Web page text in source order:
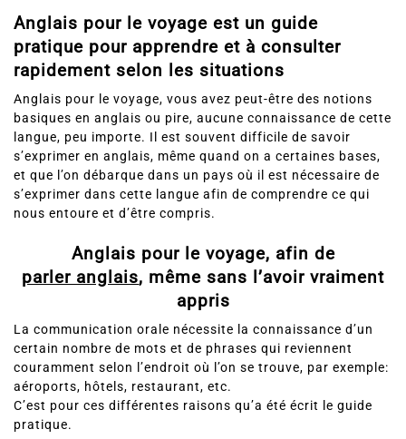
Anglais pour le voyage est un guide
pratique pour apprendre et à consulter
rapidement selon les situations
basiques en anglais ou pire, aucune connaissance de cette
langue, peu importe. Il est souvent difficile de savoir
s’exprimer en anglais, même quand on a certaines bases,
et que l’on débarque dans un pays où il est nécessaire de
s’exprimer dans cette langue afin de comprendre ce qui
nous entoure et d’être compris.
Anglais pour le voyage, afin de
parler anglais , même sans l’avoir vraiment
appris
certain nombre de mots et de phrases qui reviennent
couramment selon l’endroit où l’on se trouve, par exemple:
aéroports, hôtels, restaurant, etc.
C’est pour ces différentes raisons qu’a été écrit le guide
pratique.